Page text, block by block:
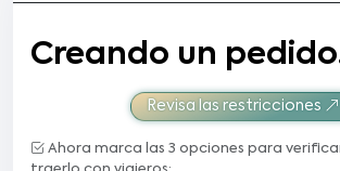
Creando un
Revisa las restricciones
Ahora marca las 3 opciones para